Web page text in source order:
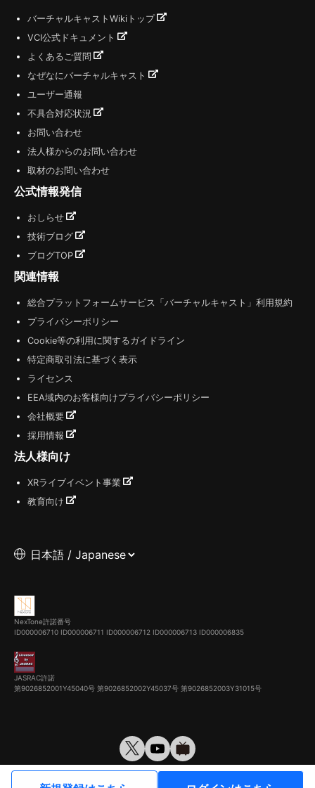
バーチャルキャストWikiトップ
VCI公式ドキュメント
よくあるご質問
なぜなにバーチャルキャスト
ユーザー通報
不具合対応状況
お問い合わせ
法人様からのお問い合わせ
取材のお問い合わせ
公式情報発信
おしらせ
技術ブログ
ブログTOP
関連情報
総合プラットフォームサービス「バーチャルキャスト」利用規約
プライバシーポリシー
Cookie等の利用に関するガイドライン
特定商取引法に基づく表示
ライセンス
EEA域内のお客様向けプライバシーポリシー
会社概要
採用情報
法人様向け
XRライブイベント事業
教育向け
NexTone許諾番号
ID000006710 ID000006711 ID000006712 ID000006713 ID000006835
JASRAC許諾
第9026852001Y45040号 第9026852002Y45037号 第9026852003Y31015号
© VirtualCast, Inc. All rights reserved.